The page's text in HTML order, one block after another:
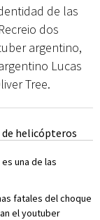
de las
dos
argentino,
Lucas
Tree.
una de las
fatales del choque
el youtuber